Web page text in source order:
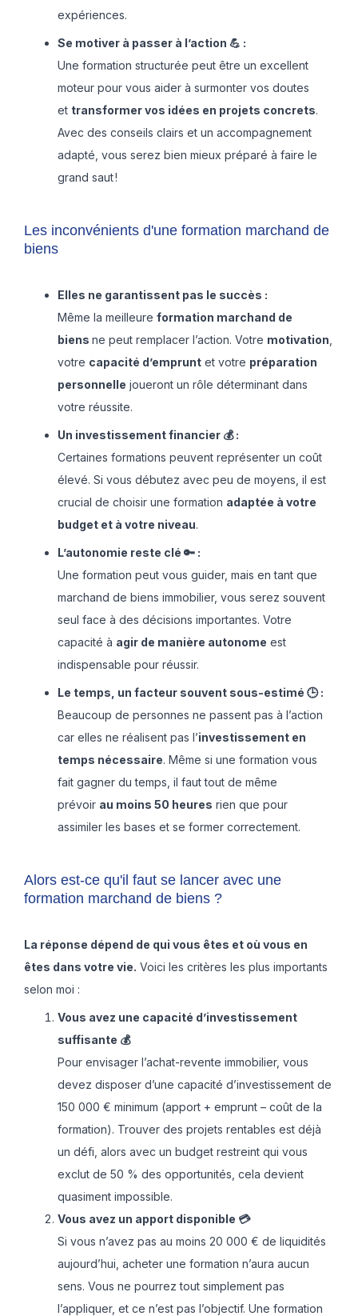
expériences.
Se motiver à passer à l’action 💪 :
Une formation structurée peut être un excellent
moteur pour vous aider à surmonter vos doutes
et transformer vos idées en projets concrets.
Avec des conseils clairs et un accompagnement
adapté, vous serez bien mieux préparé à faire le
grand saut !
Les inconvénients d'une formation marchand de
biens
Elles ne garantissent pas le succès :
Même la meilleure formation marchand de
biens ne peut remplacer l’action. Votre motivation
votre capacité d’emprunt et votre préparation
personnelle joueront un rôle déterminant dans
votre réussite.
Un investissement financier 💰 :
Certaines formations peuvent représenter un coût
élevé. Si vous débutez avec peu de moyens, il est
crucial de choisir une formation adaptée à votre
budget et à votre niveau.
L’autonomie reste clé 🔑 :
Une formation peut vous guider, mais en tant que
marchand de biens immobilier, vous serez souvent
seul face à des décisions importantes. Votre
capacité à agir de manière autonome est
indispensable pour réussir.
Le temps, un facteur souvent sous-estimé 🕒 :
Beaucoup de personnes ne passent pas à l’action
car elles ne réalisent pas l’investissement en
temps nécessaire. Même si une formation vous
fait gagner du temps, il faut tout de même
prévoir au moins 50 heures rien que pour
assimiler les bases et se former correctement.
Alors est-ce qu'il faut se lancer avec une
formation marchand de biens ?
La réponse dépend de qui vous êtes et où vous en
êtes dans votre vie. Voici les critères les plus importants
selon moi :
Vous avez une capacité d’investissement
suffisante 💰
Pour envisager l’achat-revente immobilier, vous
devez disposer d’une capacité d’investissement de
150 000 € minimum (apport + emprunt – coût de la
formation). Trouver des projets rentables est déjà
un défi, alors avec un budget restreint qui vous
exclut de 50 % des opportunités, cela devient
quasiment impossible.
Vous avez un apport disponible 💳
Si vous n’avez pas au moins 20 000 € de liquidités
aujourd’hui, acheter une formation n’aura aucun
sens. Vous ne pourrez tout simplement pas
l’appliquer, et ce n’est pas l’objectif. Une formation